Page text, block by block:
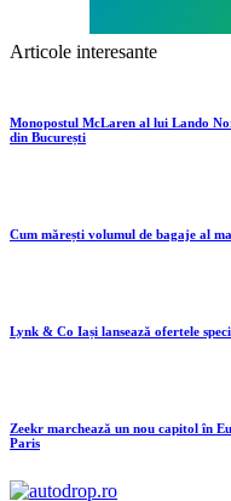
Articole interesante
Monopostul McLaren al lui Lando
din București
Cum mărești volumul de bagaje al
Lynk & Co Iași lansează ofertele
Zeekr marchează un nou capitol în
Paris